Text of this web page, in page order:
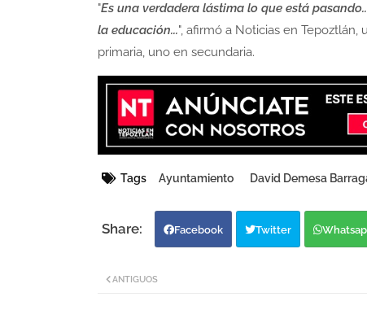
"Es una verdadera lástima lo que está
la educación...", afirmó a Noticias en
primaria, uno en secundaria.
Tags Ayuntamiento David Demesa
Facebook Twitter
ANTIGUOS